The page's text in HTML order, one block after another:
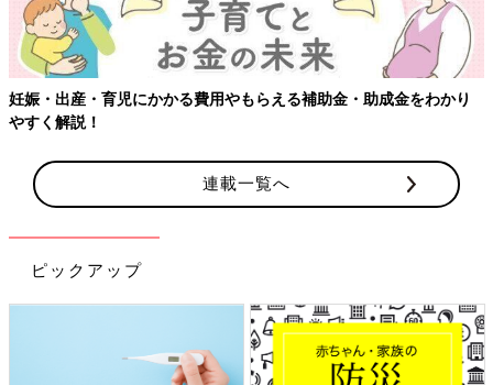
に作って渡していました。その後、留守の間に1人ずつ手作りカ
ードを渡していたこともあります。毎日1枚ずつ読んでね、のよ
うな感じで不在にする日数を3人分書いて渡すんです。でも2週間
ほど家を空けるとなると14日間×3名なので42枚必要です。それ
は大変なので、最近では、2週間なら14枚用意してその日、最初
におしたくが終わった人が引けるようなしくみにしています。
――そのアイデアはどのように思いついたのでしょうか？
オリティが高いとは言えませんが、自分だけのために作ってくれ
たということがうれしいのかとても喜んでくれます。そんな姿を
――育児をしながらもご自身の時間も上手につくっている杏さん
妊娠・出産・育児にかかる費用やもらえる補助金・助成金をわかり
やすく解説！
連載一覧へ
ピックアップ